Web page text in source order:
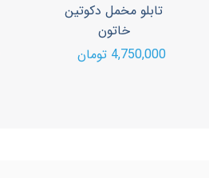
تابلو مخمل دکوتین
خاتون
4,750,000 تومان